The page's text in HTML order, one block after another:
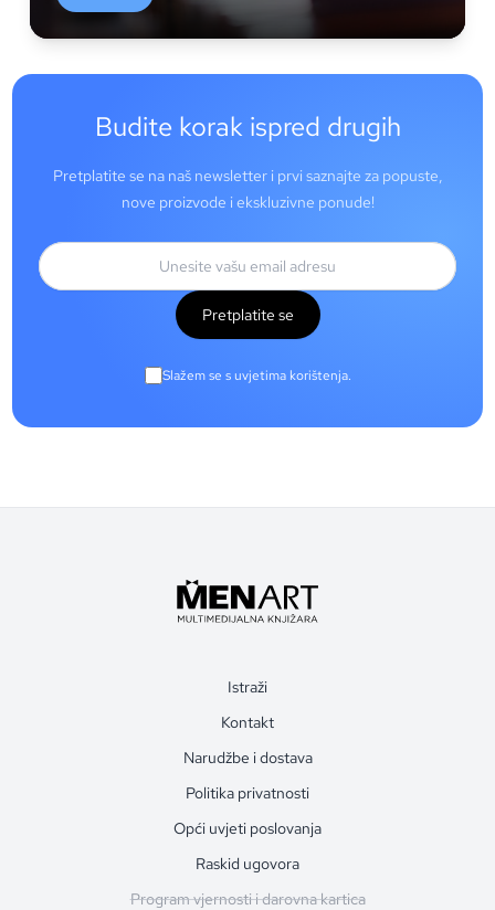
Budite korak ispred drugih
Pretplatite se na naš newsletter i prvi saznajte za popuste,
nove proizvode i ekskluzivne ponude!
Pretplatite se
Slažem se s uvjetima korištenja.
Istraži
Kontakt
Narudžbe i dostava
Politika privatnosti
Opći uvjeti poslovanja
Raskid ugovora
Program vjernosti i darovna kartica